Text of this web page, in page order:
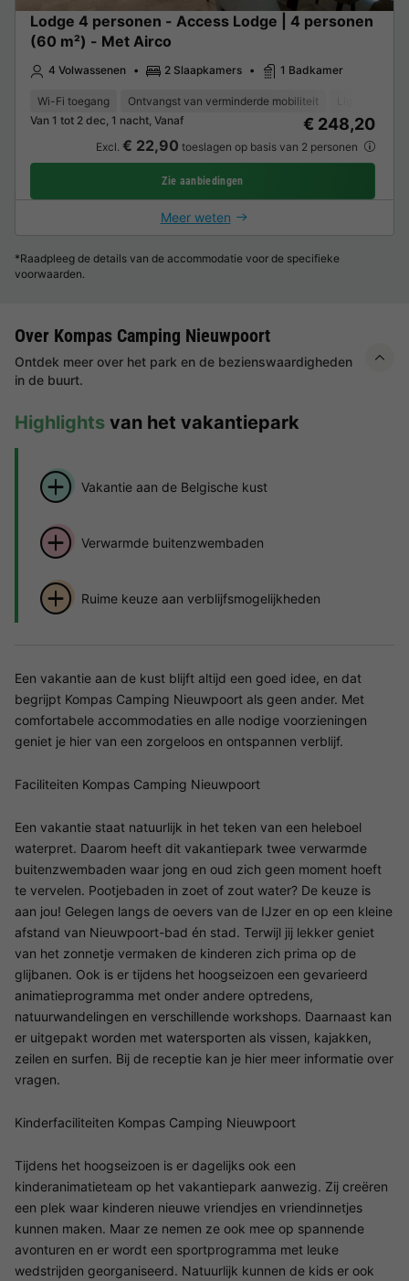
Lodge 4 personen - Access Lodge | 4 personen
(60 m²) - Met Airco
4 Volwassenen 2 Slaapkamers 1 Badkamer
Wi-Fi toegang Ontvangst van verminderde mobiliteit
Van 1 tot 2 dec, 1 nacht, Vanaf
€ 248,20
Excl. € 22,90 toeslagen op basis van 2 personen
Zie aanbiedingen
Meer weten
*Raadpleeg de details van de accommodatie voor de specifieke
voorwaarden.
Over Kompas Camping Nieuwpoort
Ontdek meer over het park en de bezienswaardigheden
in de buurt.
Highlights van het vakantiepark
Vakantie aan de Belgische kust
Verwarmde buitenzwembaden
Ruime keuze aan verblijfsmogelijkheden
Een vakantie aan de kust blijft altijd een goed idee, en dat
begrijpt Kompas Camping Nieuwpoort als geen ander. Met
comfortabele accommodaties en alle nodige voorzieningen
geniet je hier van een zorgeloos en ontspannen verblijf.
Faciliteiten Kompas Camping Nieuwpoort
Een vakantie staat natuurlijk in het teken van een heleboel
waterpret. Daarom heeft dit vakantiepark twee verwarmde
buitenzwembaden waar jong en oud zich geen moment hoeft
te vervelen. Pootjebaden in zoet of zout water? De keuze is
aan jou! Gelegen langs de oevers van de IJzer en op een kleine
afstand van Nieuwpoort-bad én stad. Terwijl jij lekker geniet
van het zonnetje vermaken de kinderen zich prima op de
glijbanen. Ook is er tijdens het hoogseizoen een gevarieerd
animatieprogramma met onder andere optredens,
natuurwandelingen en verschillende workshops. Daarnaast kan
er uitgepakt worden met watersporten als vissen, kajakken,
zeilen en surfen. Bij de receptie kan je hier meer informatie over
vragen.
Kinderfaciliteiten Kompas Camping Nieuwpoort
Tijdens het hoogseizoen is er dagelijks ook een
kinderanimatieteam op het vakantiepark aanwezig. Zij creëren
een plek waar kinderen nieuwe vriendjes en vriendinnetjes
kunnen maken. Maar ze nemen ze ook mee op spannende
avonturen en er wordt een sportprogramma met leuke
wedstrijden georganiseerd. Natuurlijk kunnen de kids er ook